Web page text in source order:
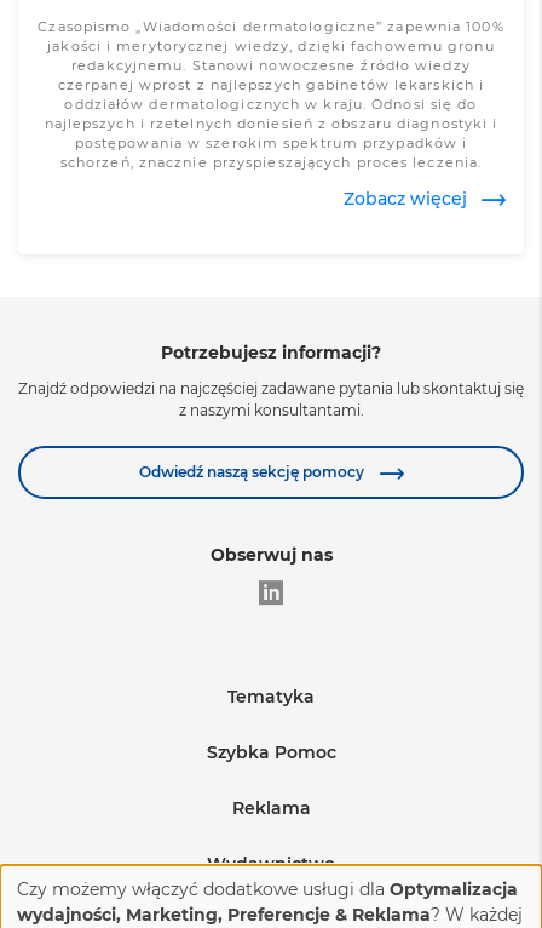
Czasopismo „Wiadomości dermatologiczne” zapewnia 100%
jakości i merytorycznej wiedzy, dzięki fachowemu gronu
redakcyjnemu. Stanowi nowoczesne źródło wiedzy
czerpanej wprost z najlepszych gabinetów lekarskich i
oddziałów dermatologicznych w kraju. Odnosi się do
najlepszych i rzetelnych doniesień z obszaru diagnostyki i
postępowania w szerokim spektrum przypadków i
schorzeń, znacznie przyspieszających proces leczenia.
Zobacz więcej
Potrzebujesz informacji?
Znajdź odpowiedzi na najczęściej zadawane pytania lub skontaktuj się
z naszymi konsultantami.
Odwiedź naszą sekcję pomocy
Obserwuj nas
Tematyka
Edukacja
Medycyna
BHP i produkcja
Budownictwo i nieruchomości
Szybka Pomoc
Warunki sprzedaży
Wysyłka produktów
Reklamacje i zwroty
Reklama
Regulamin sprzedaży reklam
Regulamin sprzedaży reklam na eventach
Wydawnictwo
O nas
Czy możemy włączyć dodatkowe usługi dla Optymalizacja
wydajności, Marketing, Preferencje & Reklama? W każdej